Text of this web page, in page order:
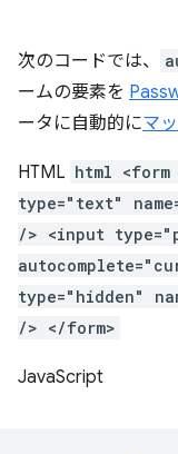
次のコードでは、
ームの要素を
ータに自動的にマ
HTML html
type="text"
/> <input
type="hidden"
/> </form>
JavaScript